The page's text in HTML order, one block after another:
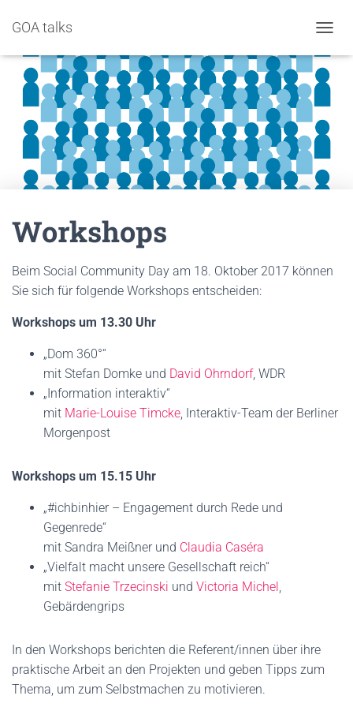
GOA talks
Workshops
Beim Social Community Day am 18. Oktober 2017 können
Sie sich für folgende Workshops entscheiden:
Workshops um 13.30 Uhr
„Dom 360°“
mit Stefan Domke und David Ohrndorf, WDR
„Information interaktiv“
mit Marie-Louise Timcke, Interaktiv-Team der Berliner
Morgenpost
Workshops um 15.15 Uhr
„#ichbinhier – Engagement durch Rede und
Gegenrede“
mit Sandra Meißner und Claudia Caséra
„Vielfalt macht unsere Gesellschaft reich“
mit Stefanie Trzecinski und Victoria Michel,
Gebärdengrips
In den Workshops berichten die Referent/innen über ihre
praktische Arbeit an den Projekten und geben Tipps zum
Thema, um zum Selbstmachen zu motivieren.